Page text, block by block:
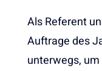
Als Referent
Auftrage des
unterwegs,